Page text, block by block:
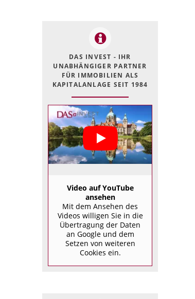
DAS INVEST - IHR
UNABHÄNGIGER PARTNER
FÜR IMMOBILIEN ALS
KAPITALANLAGE SEIT 1984
Video auf YouTube
ansehen
Mit dem Ansehen des
Videos willigen Sie in die
Übertragung der Daten
an Google und dem
Setzen von weiteren
Cookies ein.